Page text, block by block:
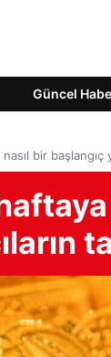
Güncel
bir başlangıç